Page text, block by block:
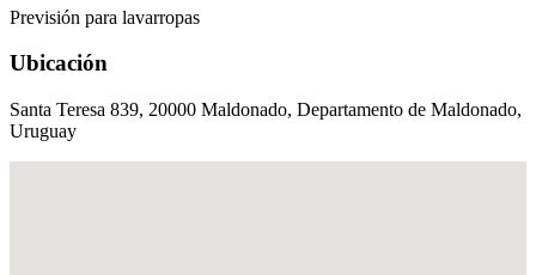
Previsión para lavarropas
Ubicación
Santa Teresa 839, 20000 Maldonado, Departamento de Maldonado,
Uruguay